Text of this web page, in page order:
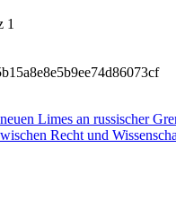
1
Limes an russischer
Recht und